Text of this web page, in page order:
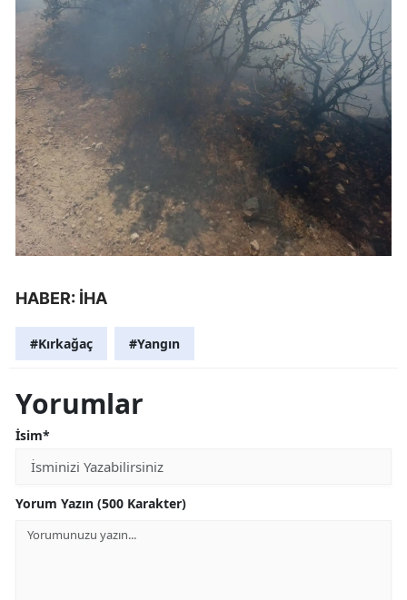
HABER: İHA
#Kırkağaç #Yangın
Yorumlar
İsim*
Yorum Yazın (500 Karakter)